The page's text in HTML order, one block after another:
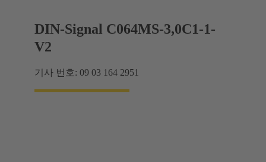
DIN-Signal C064MS-3,0C1-1-
V2
기사 번호: 09 03 164 2951